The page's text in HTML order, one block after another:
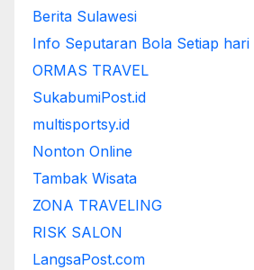
Berita Sulawesi
Info Seputaran Bola Setiap hari
ORMAS TRAVEL
SukabumiPost.id
multisportsy.id
Nonton Online
Tambak Wisata
ZONA TRAVELING
RISK SALON
LangsaPost.com